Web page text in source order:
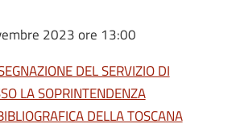
2023 ore 13:00
DEL SERVIZIO DI
LA SOPRINTENDENZA
DELLA TOSCANA